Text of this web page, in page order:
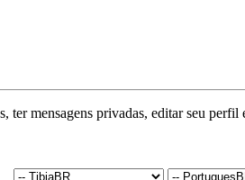
ter mensagens privadas, editar seu perfil